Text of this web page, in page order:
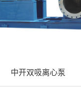
中开双吸离心泵